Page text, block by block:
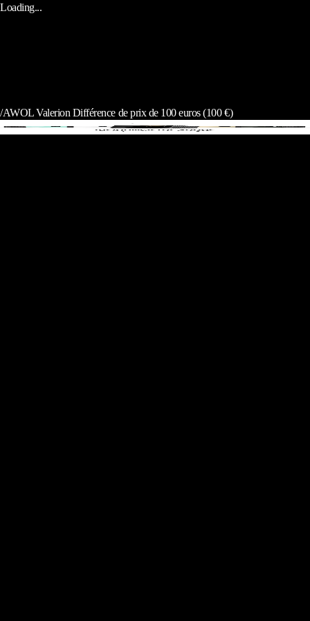
Loading...
/AWOL Valerion Différence de prix de 100 euros (100 €)